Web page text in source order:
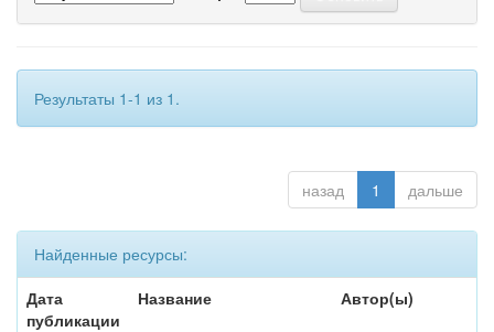
Результаты 1-1 из 1.
назад 1 дальше
Найденные ресурсы:
Дата
публикации
Название Автор(ы)